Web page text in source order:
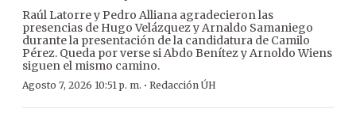
Raúl Latorre y Pedro Alliana agradecieron las
presencias de Hugo Velázquez y Arnaldo Samaniego
durante la presentación de la candidatura de Camilo
Pérez. Queda por verse si Abdo Benítez y Arnoldo Wiens
siguen el mismo camino.
Agosto 7, 2026 10:51 p. m. · Redacción ÚH